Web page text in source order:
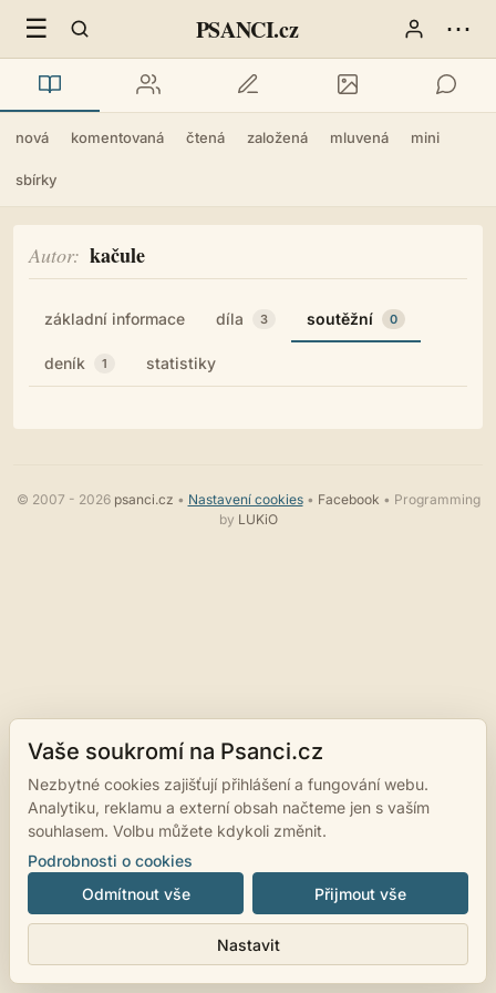
☰ PSANCI.cz ⋯
nová komentovaná čtená založená mluvená mini
sbírky
Autor kačule
základní informace díla 3 soutěžní 0
deník 1 statistiky
© 2007 - 2026 psanci.cz • Nastavení cookies• Facebook • Programming
by LUKiO
Vaše soukromí na Psanci.cz
Nezbytné cookies zajišťují přihlášení a fungování webu.
Analytiku, reklamu a externí obsah načteme jen s vaším
souhlasem. Volbu můžete kdykoli změnit.
Podrobnosti o cookies
Odmítnout vše
Nastavit
Přijmout vše